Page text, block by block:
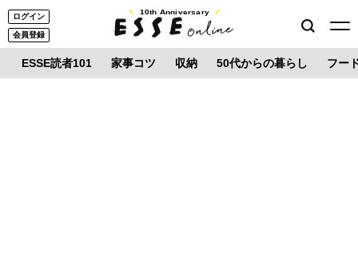
ログイン
会員登録
10th Anniversary
ESSE読者101 家事コツ 収納 50代からの暮らし フー